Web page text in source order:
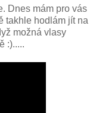
Dnes mám pro vás
takhle hodlám jít na
možná vlasy
:).....